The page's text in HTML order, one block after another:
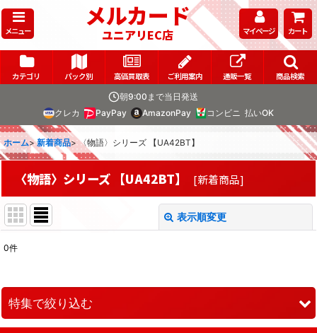
メニュー メルカード
ユニアリEC店 マイページ カート
カテゴリ パック別 高価買取表 ご利用案内 通販一覧
商品検索
朝9:00まで当日発送
クレカ
PayPay AmazonPay コンビニ 払いOK
ホーム> 新着商品> 〈物語〉シリーズ 【UA42BT】
〈物語〉シリーズ 【UA42BT】 [新着商品]
表示順変更
在庫あり
並び順:
0件
特集で絞り込む